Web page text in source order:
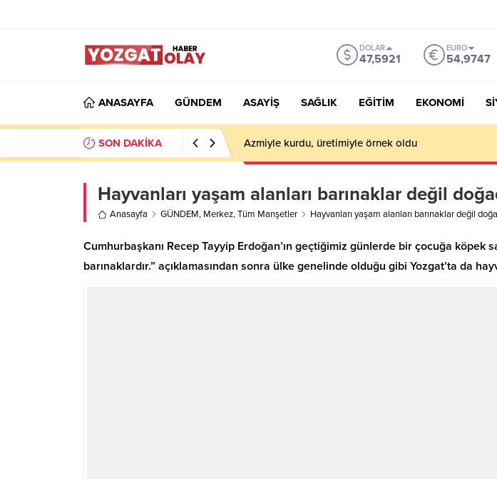
DOLAR
47,5921
EURO
54,9747
ANASAYFA GÜNDEM ASAYİŞ SAĞLIK EĞİTİM EKONOMİ
SON DAKİKA Azmiyle kurdu, üretimiyle örnek oldu
Hayvanları yaşam alanları barınaklar değil
Anasayfa GÜNDEM, Merkez,Tüm Manşetler Hayvanları yaşam alanları barınaklar değil
Cumhurbaşkanı Recep Tayyip Erdoğan’ın geçtiğimiz günlerde bir çocuğa köpek
barınaklardır.” açıklamasından sonra ülke genelinde olduğu gibi Yozgat’ta da